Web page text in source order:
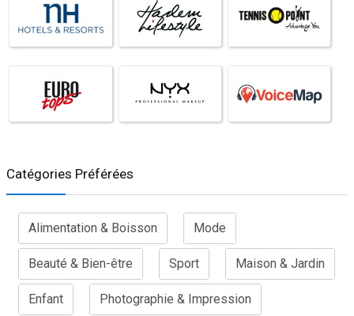
Catégories Préférées
Alimentation & Boisson Mode
Beauté & Bien-être Sport Maison & Jardin
Enfant Photographie & Impression